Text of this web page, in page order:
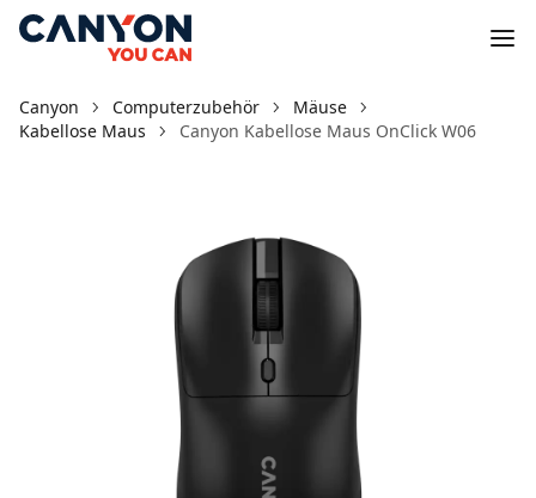
Canyon Computerzubehör
Mäuse
Kabellose Maus
Canyon Kabellose Maus OnClick W06